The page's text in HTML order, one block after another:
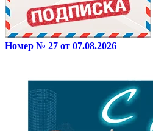
Номер № 27 от 07.08.2026